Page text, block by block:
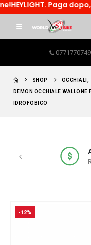
Paga dopo,
0771770749
SHOP OCCHIALI
DEMON OCCHIALE
IDROFOBICO
-12%